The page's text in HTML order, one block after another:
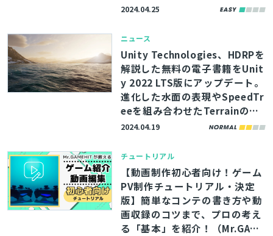
2024.04.25
ニュース
Unity Technologies、HDRPを
解説した無料の電子書籍をUnit
y 2022 LTS版にアップデート。
進化した水面の表現やSpeedTr
eeを組み合わせたTerrainの使
い方を183ページにわたって紹
2024.04.19
チュートリアル
【動画制作初心者向け！ゲーム
PV制作チュートリアル・決定
版】簡単なコンテの書き方や動
画収録のコツまで、プロの考え
る「基本」を紹介！（Mr.GAME